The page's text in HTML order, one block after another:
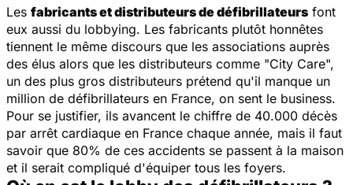
Les fabricants et distributeurs de défibrillateurs font
eux aussi du lobbying. Les fabricants plutôt honnêtes
tiennent le même discours que les associations auprès
des élus alors que les distributeurs comme "City Care",
un des plus gros distributeurs prétend qu'il manque un
million de défibrillateurs en France, on sent le business.
Pour se justifier, ils avancent le chiffre de 40.000 décès
par arrêt cardiaque en France chaque année, mais il faut
savoir que 80% de ces accidents se passent à la maison
et il serait compliqué d'équiper tous les foyers.